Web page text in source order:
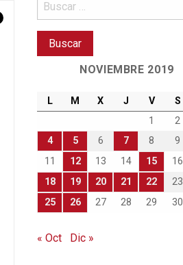
NOVIEMBRE 2019
L M X J V S
1
2
4
5 6 7 8 9
11
12 13 14 15 16
18
19 20 21 22 23
25
26 27 28 29 30
« Oct Dic »